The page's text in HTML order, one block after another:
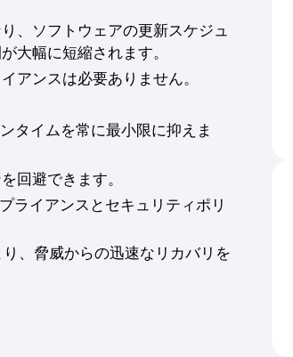
、ソフトウェアの更新スケジュ
大幅に短縮されます。
アンスは必要ありません。
タイムを常に最小限に抑えま
回避できます。
ライアンスとセキュリティポリ
、脅威からの迅速なリカバリを